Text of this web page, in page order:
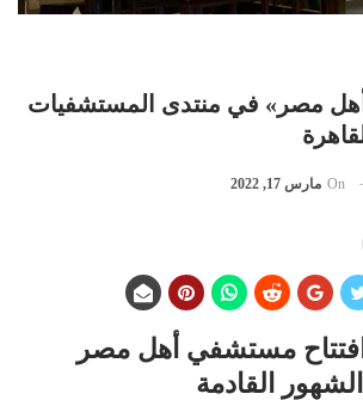
مصر» في منتدى المستشفيات
On مارس 17, 2022
مستشفي أهل مصر
القادمة